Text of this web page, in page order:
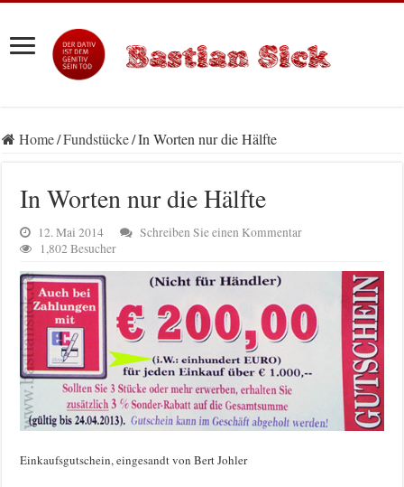
Home/Fundstücke/In Worten nur die Hälfte
In Worten nur die Hälfte
12. Mai 2014
Schreiben Sie einen Kommentar
1,802 Besucher
Einkaufsgutschein, eingesandt von Bert Johler